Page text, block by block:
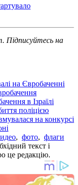
Підписуйтесь на
на Євробаченні
в Ізраїлі
поліцією
на конкурсі
, фото, флаги
текст і
це редакцію.